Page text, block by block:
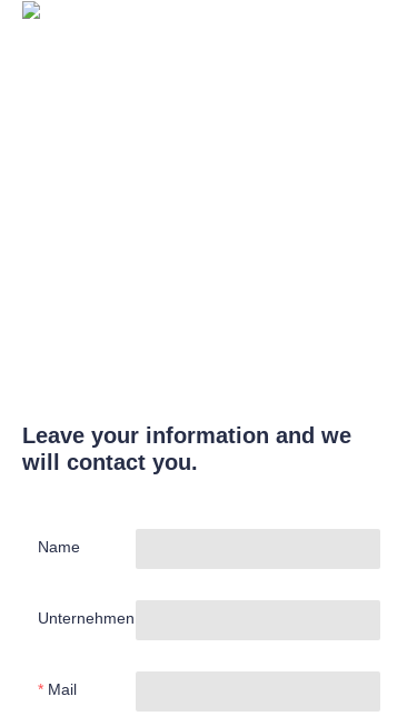
Leave your information and we
will contact you.
Name
Unternehmen
Mail